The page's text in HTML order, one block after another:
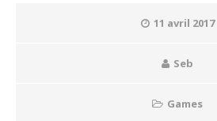
11 avril 2017
Seb
Games